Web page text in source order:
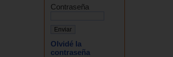
Contraseña
Olvidé la
contraseña